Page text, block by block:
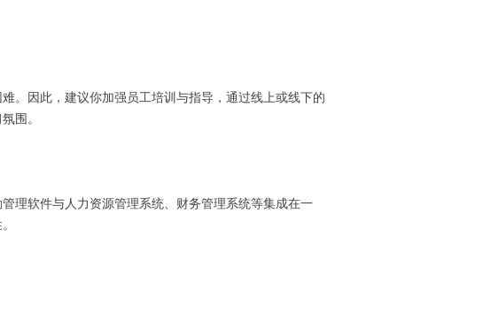
。因此，建议你加强员工培训与指导，通过线上或线下的
氛围。
理软件与人力资源管理系统、财务管理系统等集成在一
。